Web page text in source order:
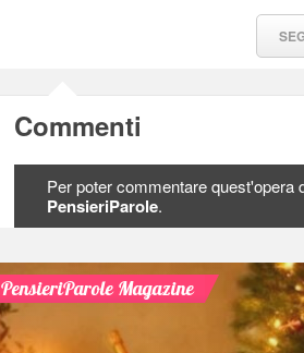
Commenti
Per poter commentare quest'opera
PensieriParole.
PensieriParole Magazine